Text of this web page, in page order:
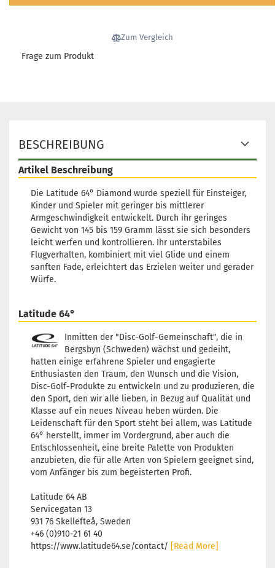
Zum Vergleich
Frage zum Produkt
BESCHREIBUNG
Artikel Beschreibung
Die Latitude 64° Diamond wurde speziell für Einsteiger,
Kinder und Spieler mit geringer bis mittlerer
Armgeschwindigkeit entwickelt. Durch ihr geringes
Gewicht von 145 bis 159 Gramm lässt sie sich besonders
leicht werfen und kontrollieren. Ihr unterstabiles
Flugverhalten, kombiniert mit viel Glide und einem
sanften Fade, erleichtert das Erzielen weiter und gerader
Würfe.
Latitude 64°
Inmitten der "Disc-Golf-Gemeinschaft", die in
Bergsbyn (Schweden) wächst und gedeiht,
hatten einige erfahrene Spieler und engagierte
Enthusiasten den Traum, den Wunsch und die Vision,
Disc-Golf-Produkte zu entwickeln und zu produzieren, die
den Sport, den wir alle lieben, in Bezug auf Qualität und
Klasse auf ein neues Niveau heben würden. Die
Leidenschaft für den Sport steht bei allem, was Latitude
64° herstellt, immer im Vordergrund, aber auch die
Entschlossenheit, eine breite Palette von Produkten
anzubieten, die für alle Arten von Spielern geeignet sind,
vom Anfänger bis zum begeisterten Profi.
Latitude 64 AB
Servicegatan 13
931 76 Skellefteå, Sweden
+46 (0)910-21 61 40
https://www.latitude64.se/contact/ [Read More]